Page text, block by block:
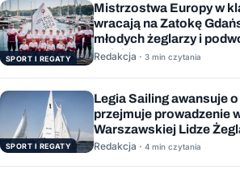
SPORT I REGATY
Mistrzostwa Europy w
wracają na Zatokę
młodych żeglarzy i
Polski
Redakcja · 3 min czytania
SPORT I REGATY
Legia Sailing awansuje
przejmuje prowadzenie
Warszawskiej Lidze
Redakcja · 4 min czytania